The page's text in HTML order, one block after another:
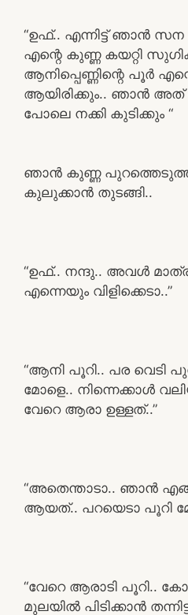
“ഉഫ്.. എന്നിട്ട് ഞാൻ
എന്റെ കുണ്ണ കയറ്റി
ആനിപ്പെണ്ണിന്റെ പൂർ
ആയിരിക്കും.. ഞാൻ അത്
പോലെ നക്കി കുടിക്കും “
ഞാൻ കുണ്ണ
കുലുക്കാൻ തുടങ്ങി..
“ഉഫ്.. നന്ദു.. അവൾ
എന്നെയും വിളിക്കെടാ..”
“ആനി പൂറി.. പര വെടി
മോളെ.. നിന്നെക്കാൾ
വേറെ ആരാ ഉള്ളത്..”
“അതെന്താടാ.. ഞാൻ
ആയത്.. പറയെടാ പൂറി
“വേറെ ആരാടി പൂറി..
മുലയിൽ പിടിക്കാൻ